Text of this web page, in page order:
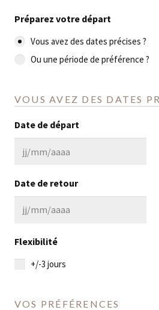
Préparez votre départ
Vous avez des dates précises ?
Ou une période de préférence ?
VOUS AVEZ DES DATES
Date de départ
JJ
slash
Date de retour
JJ
slash
Flexibilité
+/-3 jours
VOS PRÉFÉRENCES